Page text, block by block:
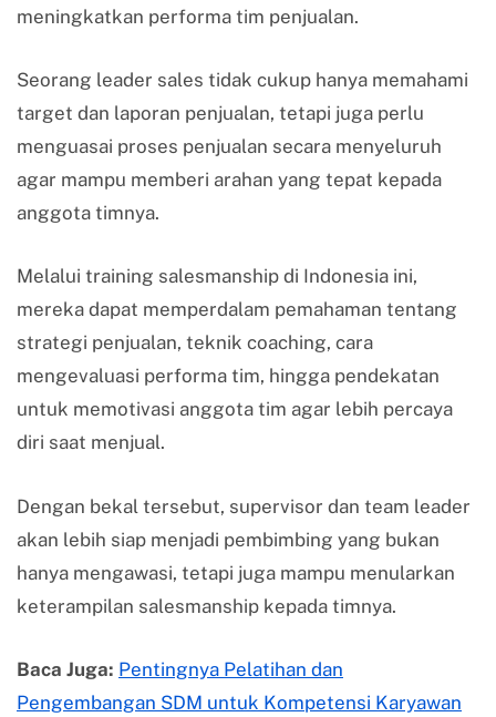
meningkatkan performa tim penjualan.
Seorang leader sales tidak cukup hanya memahami
target dan laporan penjualan, tetapi juga perlu
menguasai proses penjualan secara menyeluruh
agar mampu memberi arahan yang tepat kepada
anggota timnya.
Melalui training salesmanship di Indonesia ini,
mereka dapat memperdalam pemahaman tentang
strategi penjualan, teknik coaching, cara
mengevaluasi performa tim, hingga pendekatan
untuk memotivasi anggota tim agar lebih percaya
diri saat menjual.
Dengan bekal tersebut, supervisor dan team leader
akan lebih siap menjadi pembimbing yang bukan
hanya mengawasi, tetapi juga mampu menularkan
keterampilan salesmanship kepada timnya.
Baca Juga: Pentingnya Pelatihan dan
Pengembangan SDM untuk Kompetensi Karyawan